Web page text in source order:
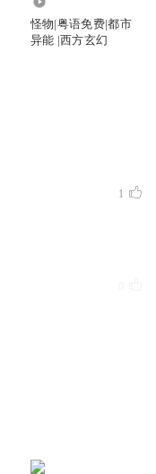
怪物|粤语免费|都市
异能 |西方玄幻
1